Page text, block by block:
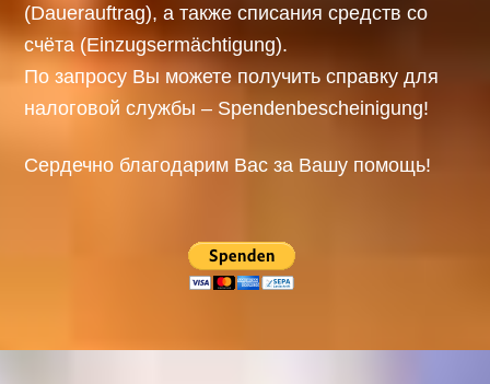
(Dauerauftrag), а также списания средств со
счёта (Einzugsermächtigung).
По запросу Вы можете получить справку для
налоговой службы – Spendenbescheinigung!
Сердечно благодарим Вас за Вашу помощь!